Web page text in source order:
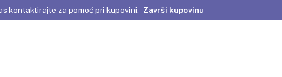
kontaktirajte za pomoć pri kupovini.
Završi kupovinu
proizvodi i posebne ponude za vas. Pogledaj ponudu